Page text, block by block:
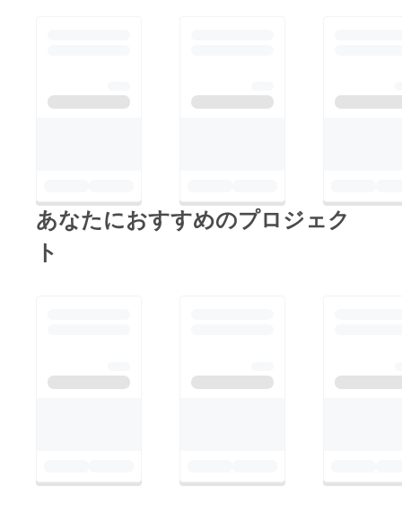
ますので、ここ
エイター様の時
間を割く事やプ
になります。
務がありますの
あなたにおすすめのプロジェク
ト